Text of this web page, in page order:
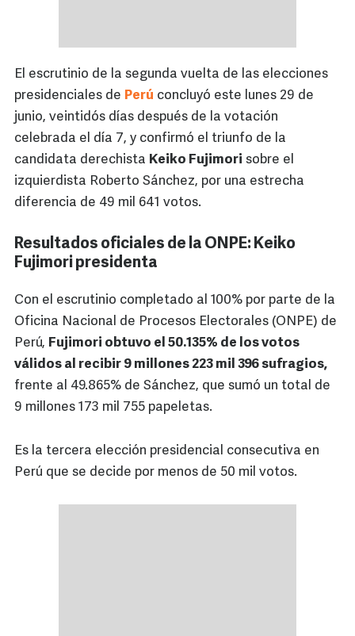
El escrutinio de la segunda vuelta de las elecciones
presidenciales de Perú concluyó este lunes 29 de
junio, veintidós días después de la votación
celebrada el día 7, y confirmó el triunfo de la
candidata derechista Keiko Fujimori sobre el
izquierdista Roberto Sánchez, por una estrecha
diferencia de 49 mil 641 votos.
Resultados oficiales de la ONPE: Keiko
Fujimori presidenta
Con el escrutinio completado al 100% por parte de la
Oficina Nacional de Procesos Electorales (ONPE) de
Perú, Fujimori obtuvo el 50.135% de los votos
válidos al recibir 9 millones 223 mil 396 sufragios,
frente al 49.865% de Sánchez, que sumó un total de
9 millones 173 mil 755 papeletas.
Es la tercera elección presidencial consecutiva en
Perú que se decide por menos de 50 mil votos.